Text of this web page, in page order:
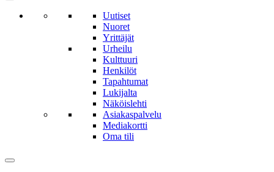
Uutiset
Nuoret
Yrittäjät
Urheilu
Kulttuuri
Henkilöt
Tapahtumat
Lukijalta
Näköislehti
Asiakaspalvelu
Mediakortti
Oma tili